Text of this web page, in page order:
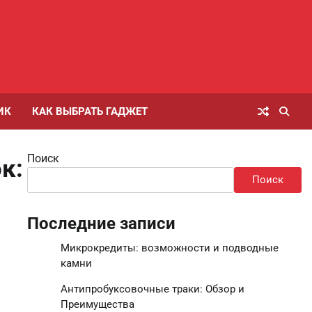
КАК ВЫБРАТЬ ГАДЖЕТ
Поиск
Поиск
Последние записи
Микрокредиты: возможности и подводные
камни
Антипробуксовочные траки: Обзор и
Преимущества